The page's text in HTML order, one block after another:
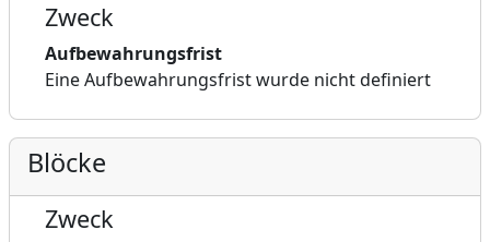
Zweck
Aufbewahrungsfrist
Eine Aufbewahrungsfrist wurde nicht definiert
Blöcke
Zweck